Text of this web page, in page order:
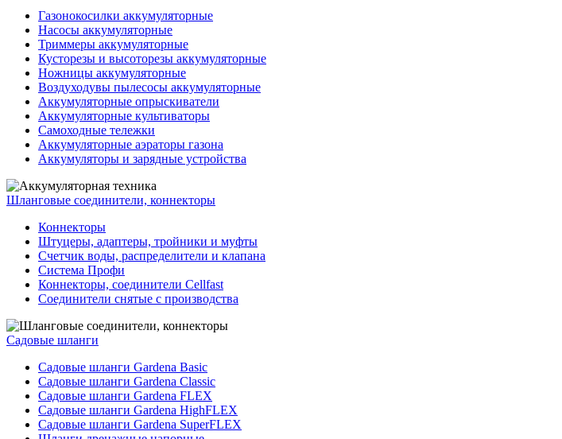
Газонокосилки аккумуляторные
Насосы аккумуляторные
Триммеры аккумуляторные
Кусторезы и высоторезы аккумуляторные
Ножницы аккумуляторные
Воздуходувы пылесосы аккумуляторные
Аккумуляторные опрыскиватели
Аккумуляторные культиваторы
Самоходные тележки
Аккумуляторные аэраторы газона
Аккумуляторы и зарядные устройства
Шланговые соединители, коннекторы
Коннекторы
Штуцеры, адаптеры, тройники и муфты
Счетчик воды, распределители и клапана
Система Профи
Коннекторы, соединители Cellfast
Соединители снятые с производства
Садовые шланги
Садовые шланги Gardena Basic
Садовые шланги Gardena Classic
Садовые шланги Gardena FLEX
Садовые шланги Gardena HighFLEX
Садовые шланги Gardena SuperFLEX